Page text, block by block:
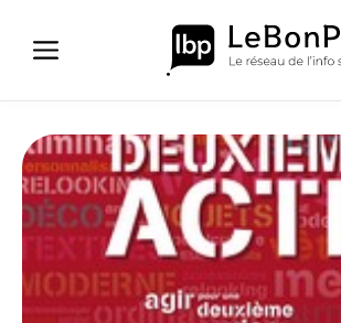
contenu